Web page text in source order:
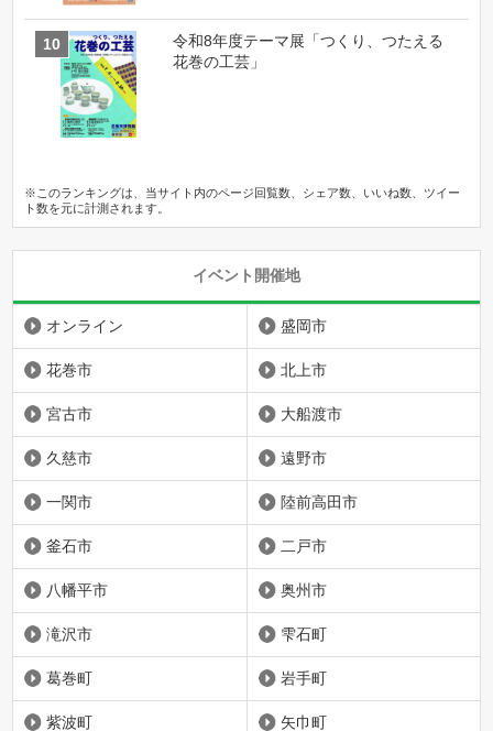
令和8年度テーマ展「つくり、つたえる
花巻の工芸」
※このランキングは、当サイト内のページ回覧数、シェア数、いいね数、ツイー
ト数を元に計測されます。
イベント開催地
オンライン 盛岡市
花巻市 北上市
宮古市 大船渡市
久慈市 遠野市
一関市 陸前高田市
釜石市 二戸市
八幡平市 奥州市
滝沢市 雫石町
葛巻町 岩手町
紫波町 矢巾町